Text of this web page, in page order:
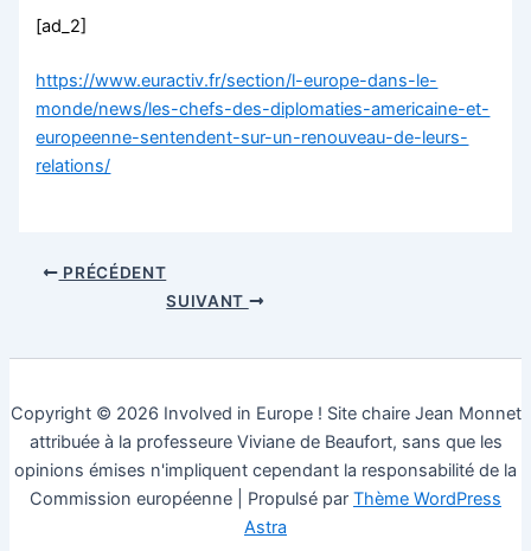
[ad_2]
https://www.euractiv.fr/section/l-europe-dans-le-
monde/news/les-chefs-des-diplomaties-americaine-et-
europeenne-sentendent-sur-un-renouveau-de-leurs-
relations/
PRÉCÉDENT
SUIVANT
Copyright © 2026 Involved in Europe ! Site chaire Jean Monnet
attribuée à la professeure Viviane de Beaufort, sans que les
opinions émises n'impliquent cependant la responsabilité de la
Commission européenne | Propulsé par Thème WordPress
Astra